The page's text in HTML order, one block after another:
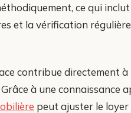
ce qui
et la vérification régulière
contribue directement à
à une connaissance
peut ajuster le